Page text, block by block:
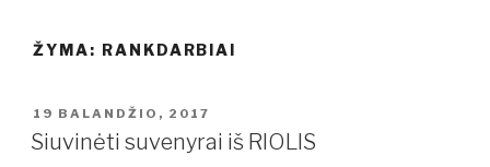
ŽYMA: RANKDARBIAI
PASKELBTA
19 BALANDŽIO, 2017
Siuvinėti suvenyrai iš RIOLIS